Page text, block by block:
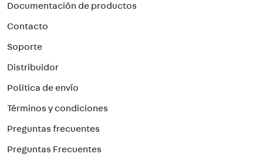
Documentación de productos
Contacto
Soporte
Distribuidor
Politica de envío
Términos y condiciones
Preguntas frecuentes
Preguntas Frecuentes